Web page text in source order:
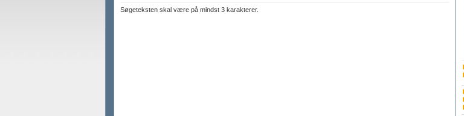
Søgeteksten skal være på mindst 3 karakterer.